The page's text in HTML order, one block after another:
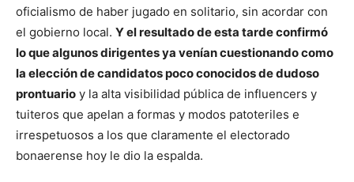
oficialismo de haber jugado en solitario, sin acordar con
el gobierno local. Y el resultado de esta tarde confirmó
lo que algunos dirigentes ya venían cuestionando como
la elección de candidatos poco conocidos de dudoso
prontuario y la alta visibilidad pública de influencers y
tuiteros que apelan a formas y modos patoteriles e
irrespetuosos a los que claramente el electorado
bonaerense hoy le dio la espalda.